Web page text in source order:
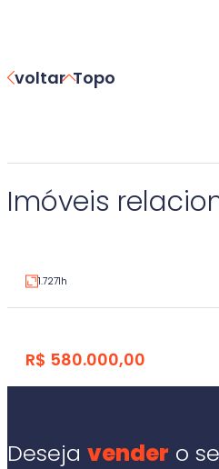
voltar Topo
Imóveis
Terreno
Industrial, Montenegro
1.7271h
R$ 580.000,00
Deseja vender o